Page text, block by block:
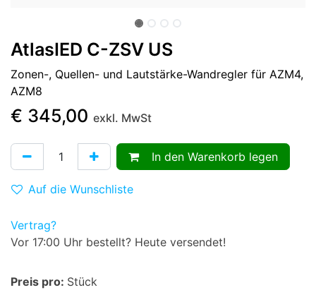
AtlasIED C-ZSV US
Zonen-, Quellen- und Lautstärke-Wandregler für AZM4,
AZM8
€ 345,00 exkl. MwSt
In den Warenkorb legen
Auf die Wunschliste
Vertrag?
Vor 17:00 Uhr bestellt? Heute versendet!
Preis pro: Stück